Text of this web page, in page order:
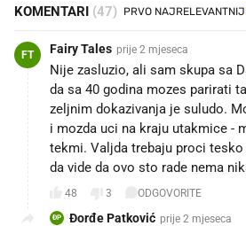
KOMENTARI (47)
FT Fairy Tales prije 2 mjeseca
Nije zasluzio, ali sam skupa sa
da sa 40 godina mozes parirati
zeljnim dokazivanja je suludo.
i mozda uci na kraju utakmice -
tekmi. Valjda trebaju proci
da vide da ovo sto rade nema
48 3 ODGOVORITE
ĐP Đorđe Patković prije 2 mjeseca